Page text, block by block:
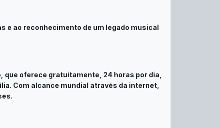
e ao reconhecimento de um legado musical
que oferece gratuitamente, 24 horas por dia,
Com alcance mundial através da internet,